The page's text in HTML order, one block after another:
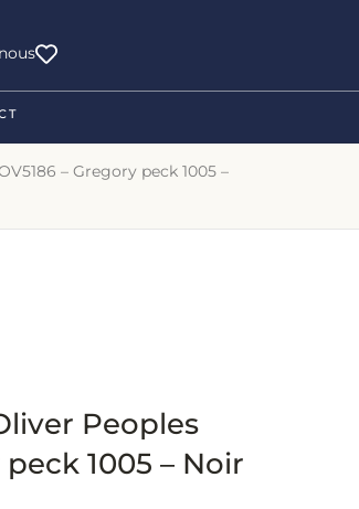
– Gregory peck 1005 –
Peoples
1005 – Noir